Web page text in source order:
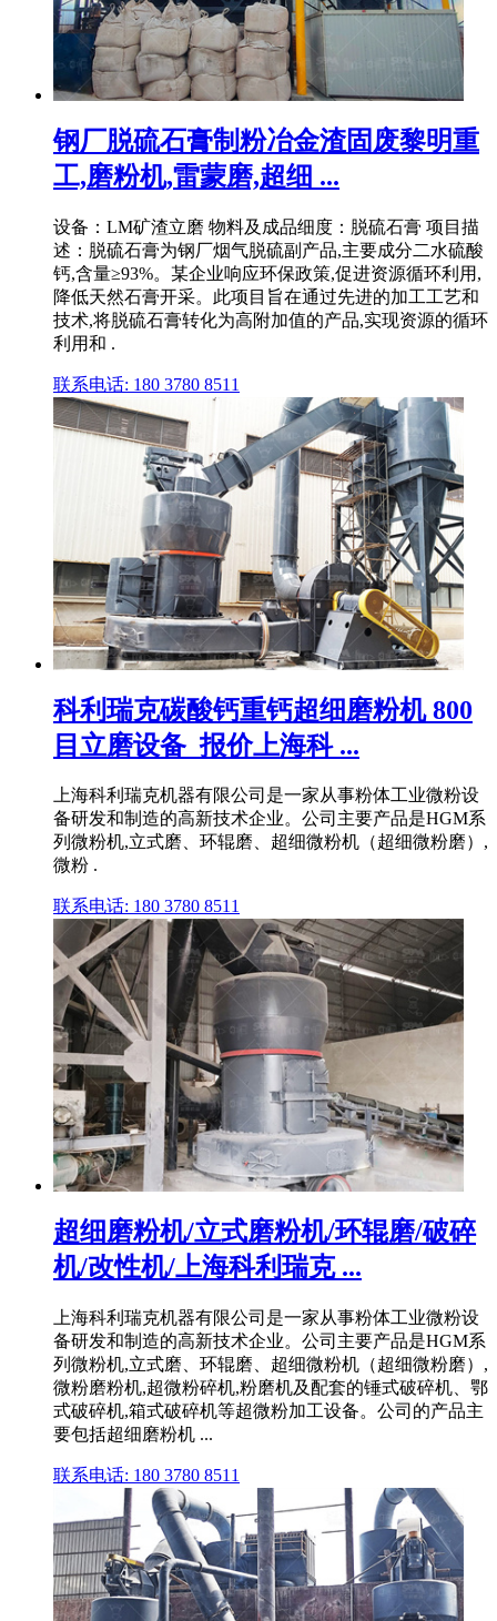
钢厂脱硫石膏制粉冶金渣固废黎明重
工,磨粉机,雷蒙磨,超细 ...
设备：LM矿渣立磨 物料及成品细度：脱硫石膏 项目描
述：脱硫石膏为钢厂烟气脱硫副产品,主要成分二水硫酸
钙,含量≥93%。某企业响应环保政策,促进资源循环利用,
降低天然石膏开采。此项目旨在通过先进的加工工艺和
技术,将脱硫石膏转化为高附加值的产品,实现资源的循环
利用和 .
联系电话: 180 3780 8511
科利瑞克碳酸钙重钙超细磨粉机 800
目立磨设备_报价上海科 ...
上海科利瑞克机器有限公司是一家从事粉体工业微粉设
备研发和制造的高新技术企业。公司主要产品是HGM系
列微粉机,立式磨、环辊磨、超细微粉机（超细微粉磨）,
微粉 .
联系电话: 180 3780 8511
超细磨粉机/立式磨粉机/环辊磨/破碎
机/改性机/上海科利瑞克 ...
上海科利瑞克机器有限公司是一家从事粉体工业微粉设
备研发和制造的高新技术企业。公司主要产品是HGM系
列微粉机,立式磨、环辊磨、超细微粉机（超细微粉磨）,
微粉磨粉机,超微粉碎机,粉磨机及配套的锤式破碎机、鄂
式破碎机,箱式破碎机等超微粉加工设备。公司的产品主
要包括超细磨粉机 ...
联系电话: 180 3780 8511